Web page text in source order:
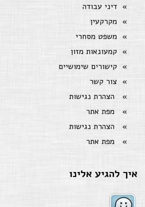
דיני עבודה
מקרקעין
משפט מסחרי
קמעונאות מזון
קישורים שימושיים
צור קשר
הצהרת נגישות
מפת אתר
הצהרת נגישות
מפת אתר
איך להגיע אלינו